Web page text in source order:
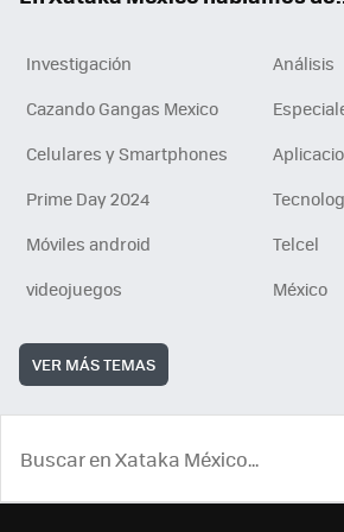
Investigación
Análisis
Cazando Gangas Mexico
Celulares y Smartphones
Prime Day 2024
Móviles android
Telcel
videojuegos
México
VER MÁS TEMAS